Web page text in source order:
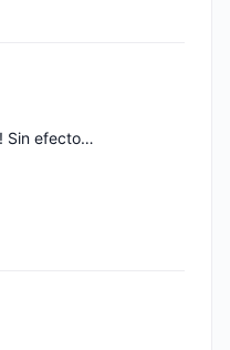
Sin efecto…